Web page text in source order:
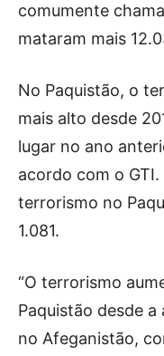
comumente
mataram mais
No Paquistão, o
mais alto desde
lugar no ano
acordo com o
terrorismo no
1.081.
“O terrorismo
Paquistão desde
no Afeganistão,